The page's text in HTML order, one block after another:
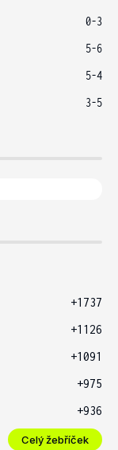
0-3
5-6
5-4
3-5
+1737
+1126
+1091
+975
+936
Celý žebříček